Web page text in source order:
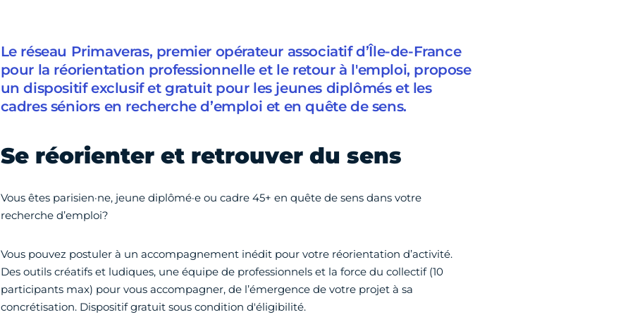
Le réseau Primaveras, premier opérateur associatif d’Île-de-France
pour la réorientation professionnelle et le retour à l'emploi, propose
un dispositif exclusif et gratuit pour les jeunes diplômés et les
cadres séniors en recherche d’emploi et en quête de sens.
Se réorienter et retrouver du sens
Vous êtes parisien·ne, jeune diplômé·e ou cadre 45+ en quête de sens dans votre
recherche d’emploi?
Vous pouvez postuler à un accompagnement inédit pour votre réorientation d’activité.
Des outils créatifs et ludiques, une équipe de professionnels et la force du collectif (10
participants max) pour vous accompagner, de l’émergence de votre projet à sa
concrétisation. Dispositif gratuit sous condition d'éligibilité.